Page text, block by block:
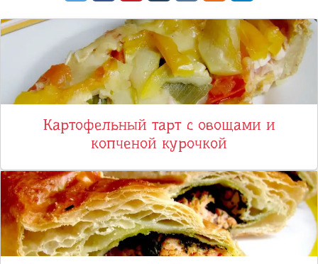
Картофельный тарт с овощами и
копченой курочкой